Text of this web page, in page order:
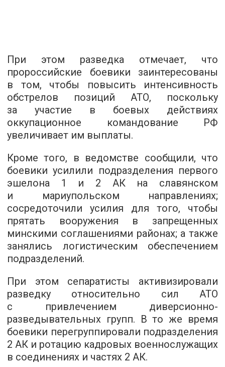
При этом разведка отмечает, что
пророссийские боевики заинтересованы
в том, чтобы повысить интенсивность
обстрелов позиций АТО, поскольку
за участие в боевых действиях
оккупационное командование РФ
увеличивает им выплаты.
Кроме того, в ведомстве сообщили, что
боевики усилили подразделения первого
эшелона 1 и 2 АК на славянском
и мариупольском направлениях;
сосредоточили усилия для того, чтобы
прятать вооружения в запрещенных
минскими соглашениями районах; а также
занялись логистическим обеспечением
подразделений.
При этом сепаратисты активизировали
разведку относительно сил АТО
с привлечением диверсионно-
разведывательных групп. В то же время
боевики перегруппировали подразделения
2 АК и ротацию кадровых военнослужащих
в соединениях и частях 2 АК.